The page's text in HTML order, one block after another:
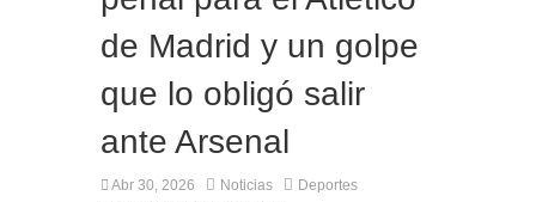
de Madrid y un golpe
que lo obligó salir
ante Arsenal
Abr 30, 2026 Noticias Deportes